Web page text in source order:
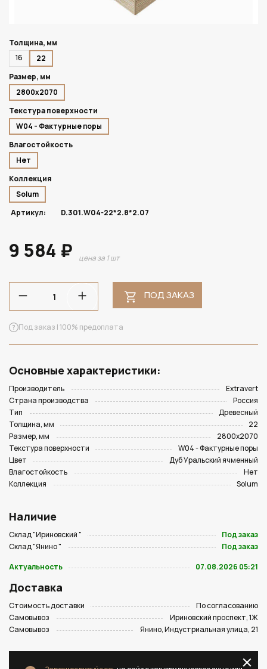
Толщина, мм
16
22
Размер, мм
2800х2070
Текстура поверхности
W04 - Фактурные поры
Влагостойкость
Нет
Коллекция
Solum
Артикул:
D.301.W04-22*2.8*2.07
9 584 ₽ цена за 1 шт
ПОД ЗАКАЗ
Под заказ | 100% предоплата
Основные характеристики:
Производитель
Extravert
Страна производства
Россия
Тип
Древесный
Толщина, мм
22
Размер, мм
2800х2070
Текстура поверхности
W04 - Фактурные поры
Цвет
Дуб Уральский ячменный
Влагостойкость
Нет
Коллекция
Solum
Наличие
Склад "Ириновский "
Под заказ
Склад "Янино "
Под заказ
Актуальность
07.08.2026 05:21
Доставка
Стоимость доставки
По согласованию
Самовывоз
Ириновский проспект, 1Ж
Самовывоз
Янино, Индустриальная улица, 21